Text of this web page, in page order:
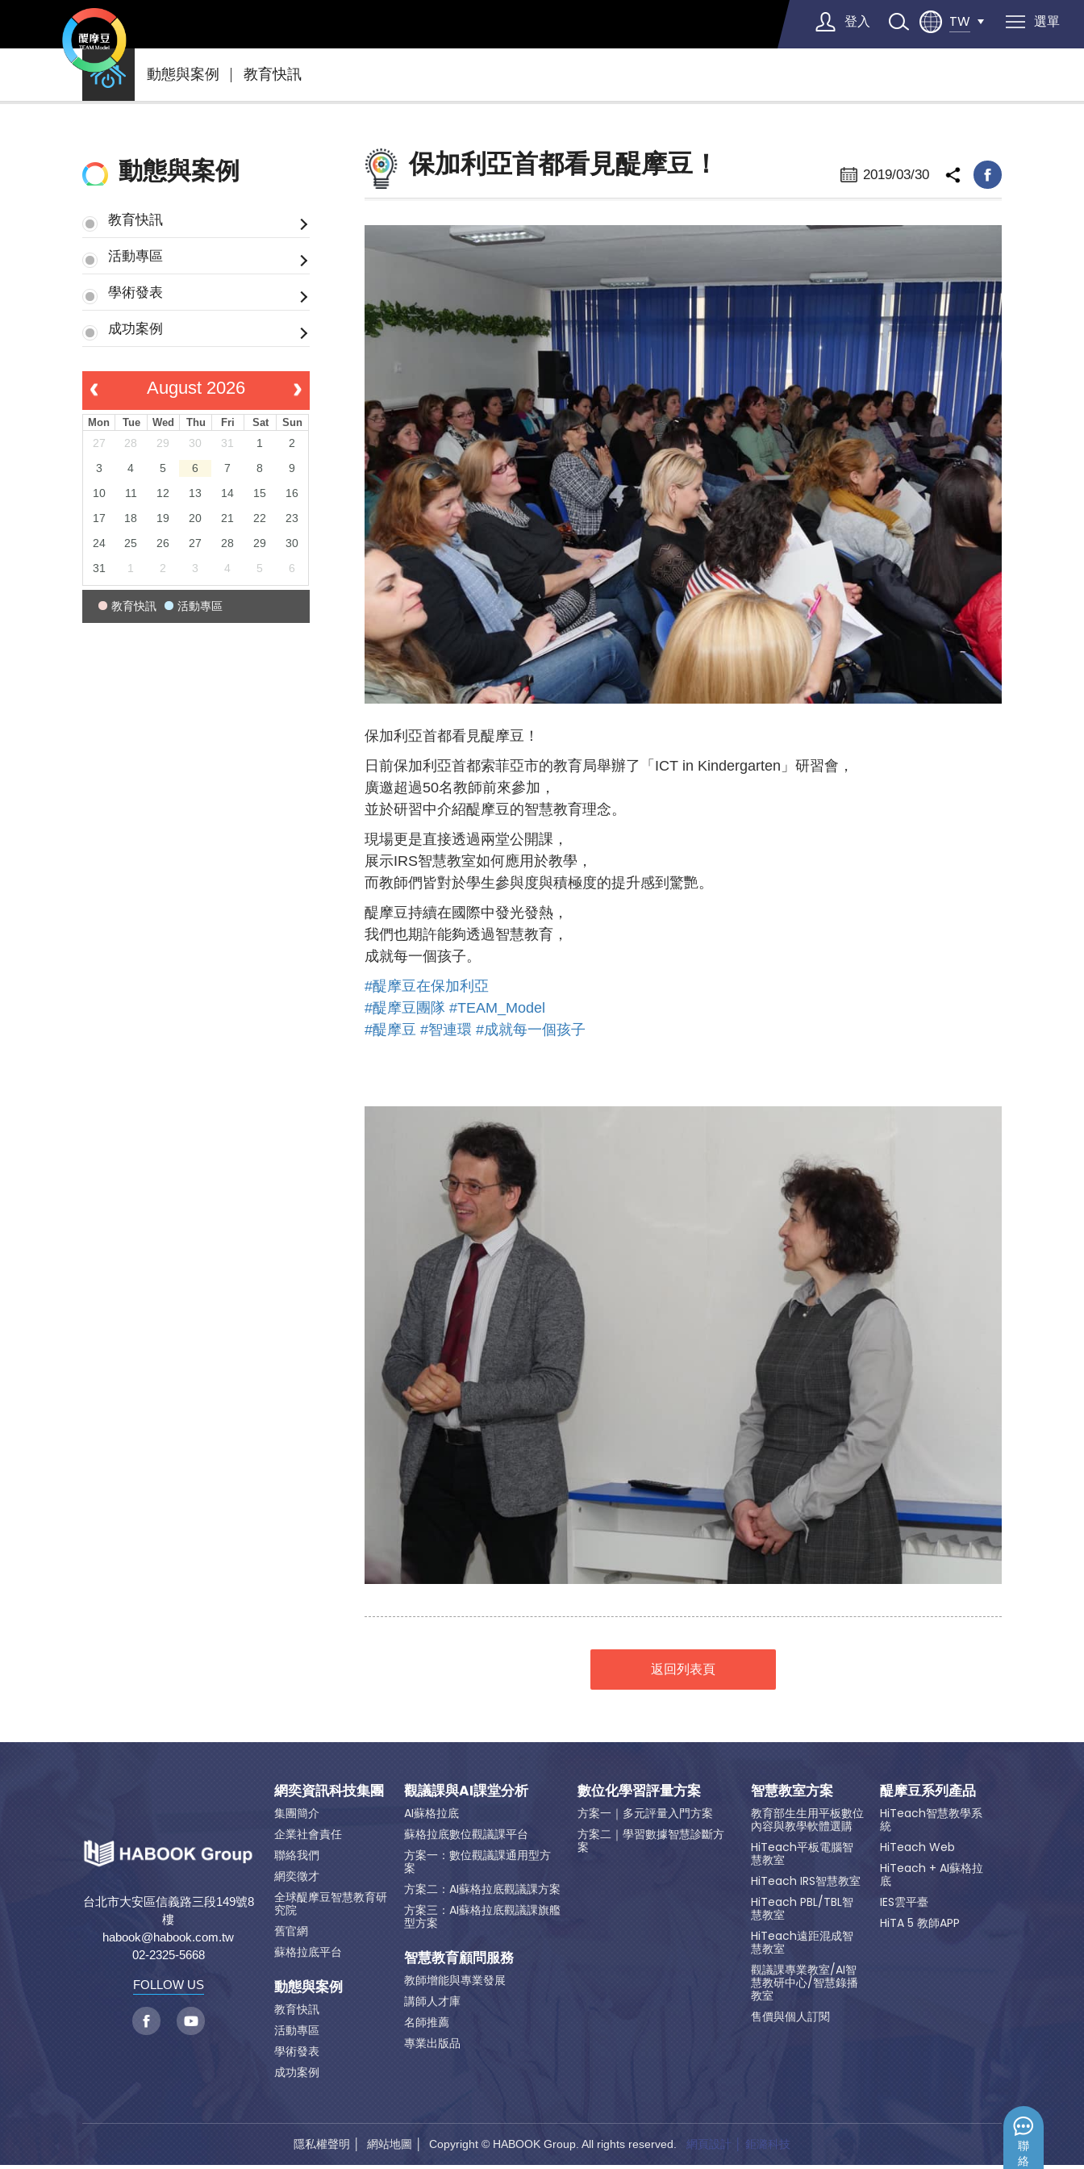
登入 TW 選單
動態與案例 教育快訊
動態與案例
教育快訊
活動專區
學術發表
成功案例
August 2026
Mon Tue Wed Thu Fri Sat Sun
27 28 29 30 31 1
2
3
4 5 6 7 8
9
10
11 12 13 14 15
16
17
18 19 20 21 22
23
24
25 26 27 28 29
30
31
1 2 3 4 5 6
教育快訊 活動專區
2019/03/30
保加利亞首都看見醍摩豆！
保加利亞首都看見醍摩豆！
日前保加利亞首都索菲亞市的教育局舉辦了「ICT in Kindergarten」研習會，
廣邀超過50名教師前來參加，
並於研習中介紹醍摩豆的智慧教育理念。
現場更是直接透過兩堂公開課，
展示IRS智慧教室如何應用於教學，
而教師們皆對於學生參與度與積極度的提升感到驚艷。
醍摩豆持續在國際中發光發熱，
我們也期許能夠透過智慧教育，
成就每一個孩子。
#醍摩豆在保加利亞
#醍摩豆團隊 #TEAM_Model
#醍摩豆 #智連環 #成就每一個孩子
返回列表頁
聯
絡
台北市大安區信義路三段149號8
樓
habook@habook.com.tw
02-2325-5668
FOLLOW US
網奕資訊科技集團
集團簡介
企業社會責任
聯絡我們
網奕徵才
全球醍摩豆智慧教育研
究院
舊官網
蘇格拉底平台
動態與案例
教育快訊
活動專區
學術發表
成功案例
觀議課與AI課堂分析
AI蘇格拉底
蘇格拉底數位觀議課平台
方案一：數位觀議課通用型方
案
方案二：AI蘇格拉底觀議課方案
方案三：AI蘇格拉底觀議課旗艦
型方案
智慧教育顧問服務
教師增能與專業發展
講師人才庫
名師推薦
專業出版品
數位化學習評量方案
方案一｜多元評量入門方案
方案二｜學習數據智慧診斷方
案
智慧教室方案
教育部生生用平板數位
內容與教學軟體選購
HiTeach平板電腦智
慧教室
HiTeach IRS智慧教室
HiTeach PBL/TBL智
慧教室
HiTeach遠距混成智
慧教室
觀議課專業教室/AI智
慧教研中心/智慧錄播
教室
售價與個人訂閱
醍摩豆系列產品
HiTeach智慧教學系
統
HiTeach Web
HiTeach + AI蘇格拉
底
IES雲平臺
HiTA 5 教師APP
隱私權聲明 網站地圖 │ Copyright © HABOOK Group. All rights reserved. 網頁設計 │ 鉅潞科技